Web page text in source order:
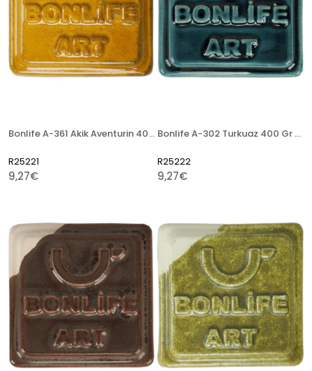
Bonlife A-361 Akik Aventurin 400 Gr Seramik Artistik Sır
R25221
9,27€
Bonlife A-302 Turkuaz 400 Gr Seramik Artistik Sır
R25222
9,27€